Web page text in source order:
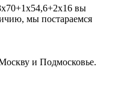
вы
мы постараемся
и Подмосковье.